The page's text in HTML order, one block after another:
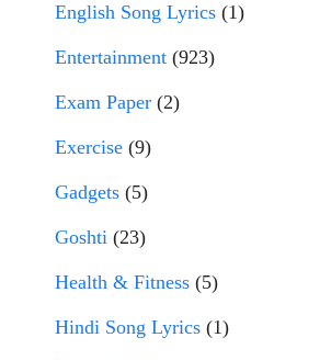
English Song Lyrics (1)
Entertainment (923)
Exam Paper (2)
Exercise (9)
Gadgets (5)
Goshti (23)
Health & Fitness (5)
Hindi Song Lyrics (1)